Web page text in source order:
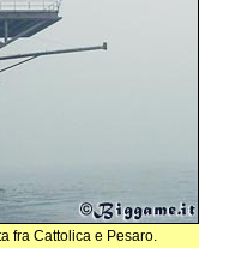
fra Cattolica e Pesaro.